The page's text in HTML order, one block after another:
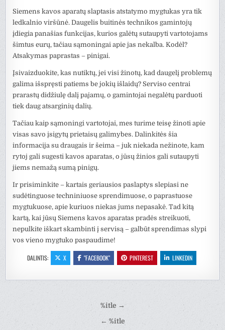
Siemens kavos aparatų slaptasis atstatymo mygtukas yra tik
ledkalnio viršūnė. Daugelis buitinės technikos gamintojų
įdiegia panašias funkcijas, kurios galėtų sutaupyti vartotojams
šimtus eurų, tačiau sąmoningai apie jas nekalba. Kodėl?
Atsakymas paprastas – pinigai.
Įsivaizduokite, kas nutiktų, jei visi žinotų, kad daugelį problemų
galima išspręsti patiems be jokių išlaidų? Serviso centrai
prarastų didžiulę dalį pajamų, o gamintojai negalėtų parduoti
tiek daug atsarginių dalių.
Tačiau kaip sąmoningi vartotojai, mes turime teisę žinoti apie
visas savo įsigytų prietaisų galimybes. Dalinkitės šia
informacija su draugais ir šeima – juk niekada nežinote, kam
rytoj gali sugesti kavos aparatas, o jūsų žinios gali sutaupyti
jiems nemažą sumą pinigų.
Ir prisiminkite – kartais geriausios paslaptys slepiasi ne
sudėtinguose techniniuose sprendimuose, o paprastuose
mygtukuose, apie kuriuos niekas jums nepasakė. Tad kitą
kartą, kai jūsų Siemens kavos aparatas pradės streikuoti,
nepulkite iškart skambinti į servisą – galbūt sprendimas slypi
vos vieno mygtuko paspaudime!
DALINTIS: X "FACEBOOK" PINTEREST LINKEDIN
%itle →
← %itle